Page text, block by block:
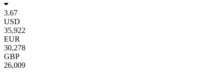
3.67
USD
35,922
EUR
30,278
GBP
26,009